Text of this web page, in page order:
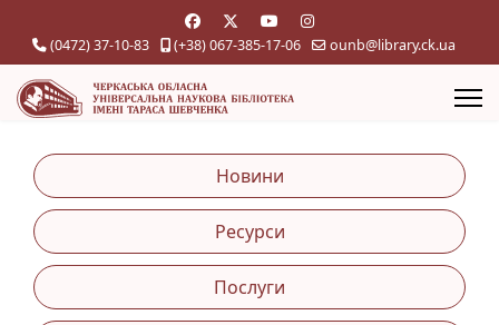
(0472) 37-10-83 (+38) 067-385-17-06 ounb@library.ck.ua
Новини
Ресурси
Послуги